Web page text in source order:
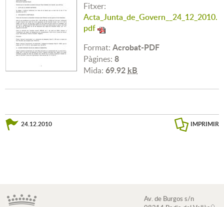
Fitxer:
Acta_Junta_de_Govern__24_12_2010.
pdf
Format: Acrobat-PDF
Pàgines: 8
Mida: 69.92 kB
24.12.2010 IMPRIMIR
Av. de Burgos s/n